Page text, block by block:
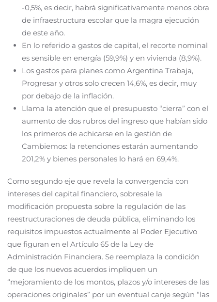
-0,5%, es decir, habrá significativamente menos obra
de infraestructura escolar que la magra ejecución
de este año.
En lo referido a gastos de capital, el recorte nominal
es sensible en energía (59,9%) y en vivienda (8,9%).
Los gastos para planes como Argentina Trabaja,
Progresar y otros solo crecen 14,6%, es decir, muy
por debajo de la inflación.
Llama la atención que el presupuesto “cierra” con el
aumento de dos rubros del ingreso que habían sido
los primeros de achicarse en la gestión de
Cambiemos: la retenciones estarán aumentando
201,2% y bienes personales lo hará en 69,4%.
Como segundo eje que revela la convergencia con
intereses del capital financiero, sobresale la
modificación propuesta sobre la regulación de las
reestructuraciones de deuda pública, eliminando los
requisitos impuestos actualmente al Poder Ejecutivo
que figuran en el Artículo 65 de la Ley de
Administración Financiera. Se reemplaza la condición
de que los nuevos acuerdos impliquen un
“mejoramiento de los montos, plazos y/o intereses de las
operaciones originales” por un eventual canje según “las